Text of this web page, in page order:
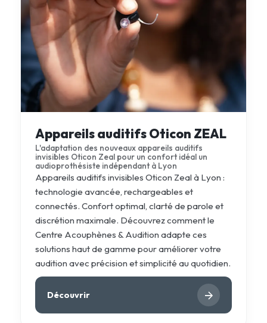
Appareils auditifs Oticon ZEAL
L'adaptation des nouveaux appareils auditifs
invisibles Oticon Zeal pour un confort idéal un
audioprothésiste indépendant à Lyon
Appareils auditifs invisibles Oticon Zeal à Lyon :
technologie avancée, rechargeables et
connectés. Confort optimal, clarté de parole et
discrétion maximale. Découvrez comment le
Centre Acouphènes & Audition adapte ces
solutions haut de gamme pour améliorer votre
audition avec précision et simplicité au quotidien.
Découvrir